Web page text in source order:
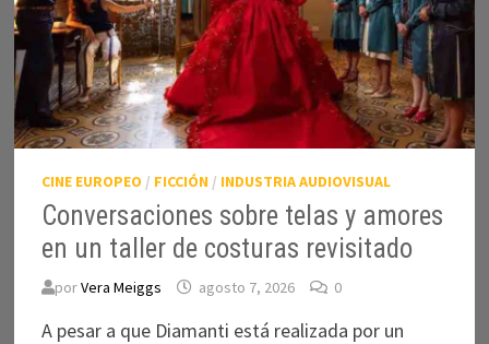
CINE EUROPEO / FICCIÓN / INDUSTRIA AUDIOVISUAL
Conversaciones sobre telas y amores
en un taller de costuras revisitado
porVera Meiggs agosto 7, 2026 0
A pesar a que Diamanti está realizada por un